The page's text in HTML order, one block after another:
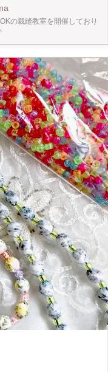
〜14:00まで。 レッスンの日
間に最低90分きていただきま
て頂いてもかまいません。
極力お控えください。
の裁縫教室を開催しており